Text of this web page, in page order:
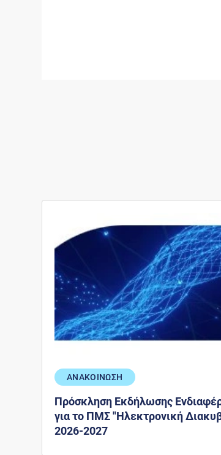
ΑΝΑΚΟΙΝΩΣΗ
Πρόσκληση Εκδήλωσης
για το ΠΜΣ "Ηλεκτρονική
2026-2027